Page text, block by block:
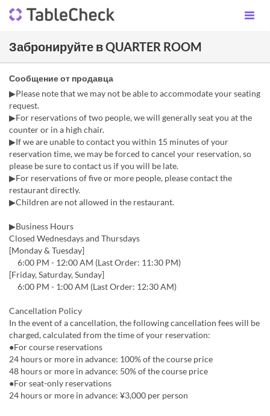
Забронируйте в QUARTER ROOM
Сообщение от продавца
▶Please note that we may not be able to accommodate your seating
request.
▶For reservations of two people, we will generally seat you at the
counter or in a high chair.
▶If we are unable to contact you within 15 minutes of your
reservation time, we may be forced to cancel your reservation, so
please be sure to contact us if you will be late.
▶For reservations of five or more people, please contact the
restaurant directly.
▶Children are not allowed in the restaurant.
▶Business Hours
Closed Wednesdays and Thursdays
[Monday & Tuesday]
6:00 PM - 12:00 AM (Last Order: 11:30 PM)
[Friday, Saturday, Sunday]
6:00 PM - 1:00 AM (Last Order: 12:30 AM)
Cancellation Policy
In the event of a cancellation, the following cancellation fees will be
charged, calculated from the time of your reservation:
●For course reservations
24 hours or more in advance: 100% of the course price
48 hours or more in advance: 50% of the course price
●For seat-only reservations
24 hours or more in advance: ¥3,000 per person